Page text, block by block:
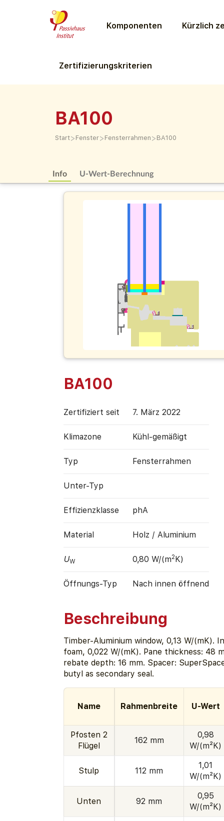
Komponenten Kürzlich
Zertifizierungs­kriterien
BA100
Start> Fenster> Fensterrahmen > BA100
Info U-Wert-Berechnung
BA100
Zertifiziert seit 7. März 2022
Klimazone Kühl-gemäßigt
Typ Fensterrahmen
Unter-Typ
Effizienz­klasse phA
Material Holz / Aluminium
UW 0,80 W/(m2K)
Öffnungs-Typ Nach innen öffnend
Beschreibung
Timber-Aluminium window, 0,13 W/(mK).
foam, 0,022 W/(mK). Pane thickness: 48
rebate depth: 16 mm. Spacer:
butyl as secondary seal.
Name Rahmenbreite U-Wert
Pfosten 2
Flügel
162 mm
0,98
W/(m²K)
Stulp 112 mm
1,01
W/(m²K)
Unten 92 mm
0,95
W/(m²K)